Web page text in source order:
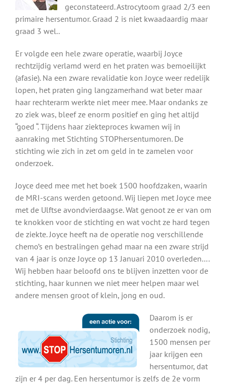
geconstateerd. Astrocytoom graad 2/3 een
primaire hersentumor. Graad 2 is niet kwaadaardig maar
graad 3 wel..
Er volgde een hele zware operatie, waarbij Joyce
rechtzijdig verlamd werd en het praten was bemoeilijkt
(afasie). Na een zware revalidatie kon Joyce weer redelijk
lopen, het praten ging langzamerhand wat beter maar
haar rechterarm werkte niet meer mee. Maar ondanks ze
zo ziek was, bleef ze enorm positief en ging het altijd
“goed “. Tijdens haar ziekteproces kwamen wij in
aanraking met Stichting STOPhersentumoren. De
stichting wie zich in zet om geld in te zamelen voor
onderzoek.
Joyce deed mee met het boek 1500 hoofdzaken, waarin
de MRI-scans werden getoond. Wij liepen met Joyce mee
met de Ulftse avondvierdaagse. Wat genoot ze er van om
te knokken voor de stichting en wat vocht ze hard tegen
de ziekte. Joyce heeft na de operatie nog verschillende
chemo’s en bestralingen gehad maar na een zware strijd
van 4 jaar is onze Joyce op 13 Januari 2010 overleden….
Wij hebben haar beloofd ons te blijven inzetten voor de
stichting, haar kunnen we niet meer helpen maar wel
andere mensen groot of klein, jong en oud.
Daarom is er
onderzoek nodig,
1500 mensen per
jaar krijgen een
hersentumor, dat
zijn er 4 per dag. Een hersentumor is zelfs de 2e vorm